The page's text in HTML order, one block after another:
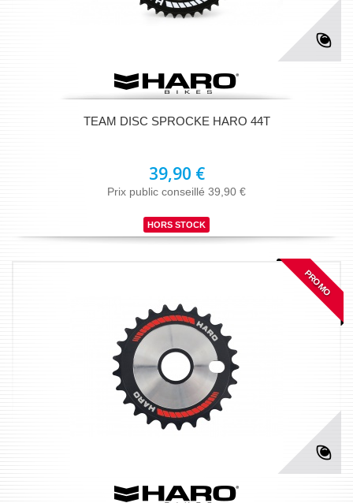
TEAM DISC SPROCKE HARO 44T
39,90 €
Prix public conseillé 39,90 €
HORS STOCK
PROMO